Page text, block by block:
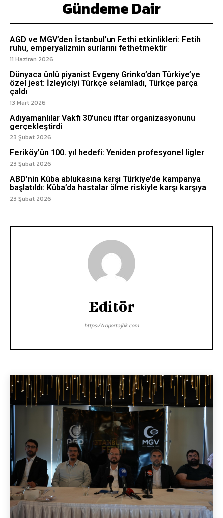
Gündeme Dair
AGD ve MGV’den İstanbul’un Fethi etkinlikleri: Fetih
ruhu, emperyalizmin surlarını fethetmektir
11 Haziran 2026
Dünyaca ünlü piyanist Evgeny Grinko’dan Türkiye’ye
özel jest: İzleyiciyi Türkçe selamladı, Türkçe parça
çaldı
13 Mart 2026
Adıyamanlılar Vakfı 30’uncu iftar organizasyonunu
gerçekleştirdi
23 Şubat 2026
Feriköy’ün 100. yıl hedefi: Yeniden profesyonel ligler
23 Şubat 2026
ABD’nin Küba ablukasına karşı Türkiye’de kampanya
başlatıldı: Küba’da hastalar ölme riskiyle karşı karşıya
23 Şubat 2026
Editör
https://roportajlik.com